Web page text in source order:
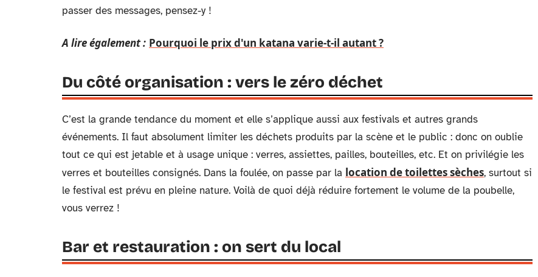
passer des messages, pensez-y !
A lire également : Pourquoi le prix d'un katana varie-t-il autant ?
Du côté organisation : vers le zéro déchet
C’est la grande tendance du moment et elle s’applique aussi aux festivals et autres grands
événements. Il faut absolument limiter les déchets produits par la scène et le public : donc on oublie
tout ce qui est jetable et à usage unique : verres, assiettes, pailles, bouteilles, etc. Et on privilégie les
verres et bouteilles consignés. Dans la foulée, on passe par la location de toilettes sèches, surtout si
le festival est prévu en pleine nature. Voilà de quoi déjà réduire fortement le volume de la poubelle,
vous verrez !
Bar et restauration : on sert du local